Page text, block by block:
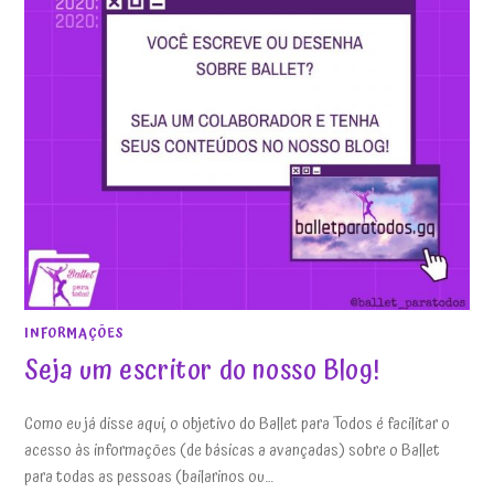
INFORMAÇÕES
Seja um escritor do nosso Blog!
Como eu já disse aqui, o objetivo do Ballet para Todos é facilitar o
acesso às informações (de básicas a avançadas) sobre o Ballet
para todas as pessoas (bailarinos ou…